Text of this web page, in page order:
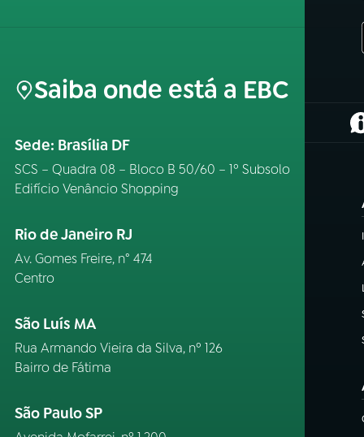
Saiba onde está a EBC
Sede: Brasília DF
SCS – Quadra 08 – Bloco B 50/60 – 1º Subsolo
Edifício Venâncio Shopping
Rio de Janeiro RJ
Av. Gomes Freire, n° 474
Centro
São Luís MA
Rua Armando Vieira da Silva, nº 126
Bairro de Fátima
São Paulo SP